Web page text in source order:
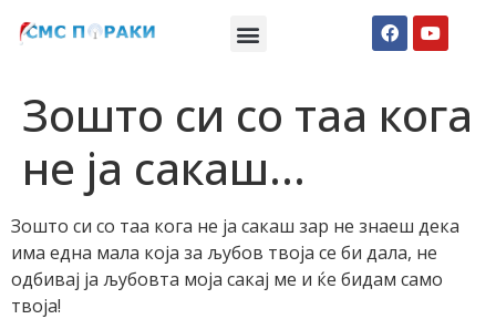
Зошто си со таа кога
не ја сакаш…
Зошто си со таа кога не ја сакаш зар не знаеш дека
има една мала која за љубов твоја се би дала, не
одбивај ја љубовта моја сакај ме и ќе бидам само
твоја!